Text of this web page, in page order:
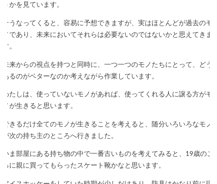
うかを見ています。
そうなってくると、容易に予想できますが、実はほとんどが過去のモ
ノであり、未来においてそれらは必要ないのではないかと思えてきま
す。
未来からの視点を持つと同時に、一つ一つのモノたちにとって、どう
あるのがベターなのか考えながら作業しています。
わたしは、使っていないモノがあれば、使ってくれる人に譲る方がモ
ノが生きると思います。
できるだけ全てのモノが生きることを考えると、随分いろいろなモノ
が次の持ち主のところへ行きました。
いま部屋にある持ち物の中で一番古いものを考えてみると、19歳のこ
ろに親に買ってもらったスケート靴かなと思います。